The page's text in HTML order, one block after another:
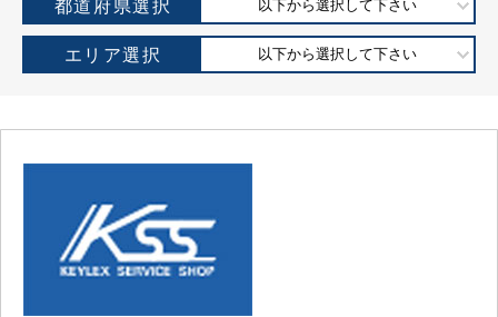
都道府県選択 以下から選択して下さい
エリア選択 以下から選択して下さい